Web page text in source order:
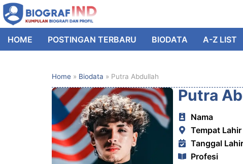
HOME POSTINGAN TERBARU BIODATA A-Z LIST
Home » Biodata » Putra Abdullah
Putra
Nama
Tempat Lahir
Tanggal Lahir
Profesi